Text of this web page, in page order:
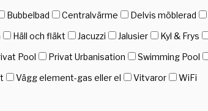
Bubbelbad Centralvärme Delvis möblerad
Häll och fläkt Jacuzzi Jalusier Kyl & Frys
Pool Privat Urbanisation Swimming Pool
Vägg element-gas eller el Vitvaror WiFi